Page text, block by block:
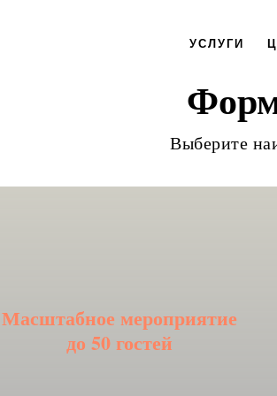
УСЛУГИ
Выберите
Масштабное мероприятие
до 50 гостей
Подробнее